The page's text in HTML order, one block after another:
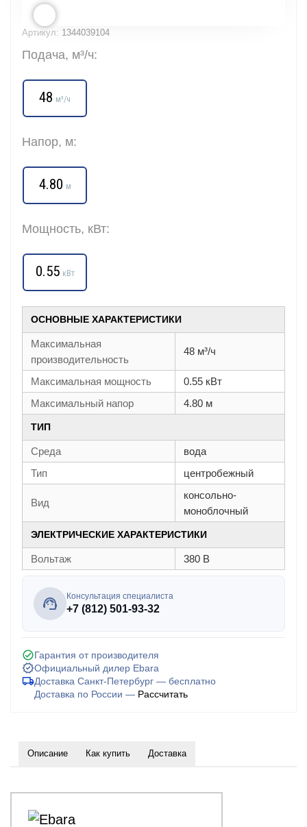
Артикул: 1344039104
Подача, м³/ч:
48 м³/ч
Напор, м:
4.80 м
Мощность, кВт:
0.55 кВт
ОСНОВНЫЕ ХАРАКТЕРИСТИКИ
Максимальная
производительность
48 м³/ч
Максимальная мощность
0.55 кВт
Максимальный напор
4.80 м
ТИП
Среда
вода
Тип
центробежный
Вид
консольно-
моноблочный
ЭЛЕКТРИЧЕСКИЕ ХАРАКТЕРИСТИКИ
Вольтаж 380 В
Консультация специалиста
+7 (812) 501-93-32
Гарантия от производителя
Официальный дилер Ebara
Доставка Санкт-Петербург — бесплатно
Доставка по России — Рассчитать
Описание Как купить Доставка